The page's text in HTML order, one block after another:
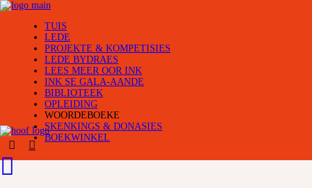
TUIS
LEDE
PROJEKTE & KOMPETISIES
LEDE BYDRAES
LEES MEER OOR INK
INK SE GALA-AANDE
BIBLIOTEEK
OPLEIDING
WOORDEBOEKE
SKENKINGS & DONASIES
BOEKWINKEL